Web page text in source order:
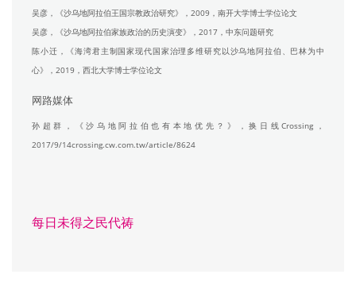
吴彦，《沙乌地阿拉伯王国宗教政治研究》，2009，南开大学博士学位论文
吴彦，《沙乌地阿拉伯家族政治的历史演变》，2017，中东问题研究
陈小迁，《海湾君主制国家现代国家治理多维研究以沙乌地阿拉伯、巴林为中
心》，2019，西北大学博士学位论文
网路媒体
孙超群，《沙乌地阿拉伯也有本地优先？》，换日线Crossing，
2017/9/14crossing.cw.com.tw/article/8624
每日未得之民代祷